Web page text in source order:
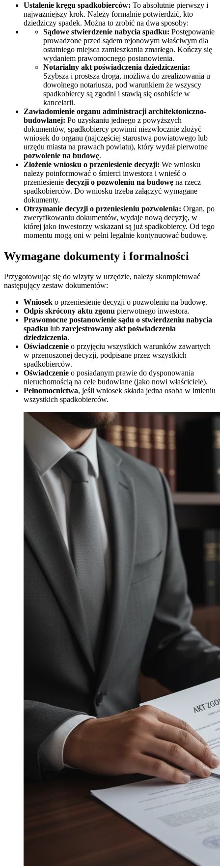
Ustalenie kręgu spadkobierców: To absolutnie pierwszy i
najważniejszy krok. Należy formalnie potwierdzić, kto
dziedziczy spadek. Można to zrobić na dwa sposoby:
Sądowe stwierdzenie nabycia spadku: Postępowanie
prowadzone przed sądem rejonowym właściwym dla
ostatniego miejsca zamieszkania zmarłego. Kończy się
wydaniem prawomocnego postanowienia.
Notarialny akt poświadczenia dziedziczenia:
Szybsza i prostsza droga, możliwa do zrealizowania u
dowolnego notariusza, pod warunkiem że wszyscy
spadkobiercy są zgodni i stawią się osobiście w
kancelarii.
Zawiadomienie organu administracji architektoniczno-
budowlanej: Po uzyskaniu jednego z powyższych
dokumentów, spadkobiercy powinni niezwłocznie złożyć
wniosek do organu (najczęściej starostwa powiatowego lub
urzędu miasta na prawach powiatu), który wydał pierwotne
pozwolenie na budowę.
Złożenie wniosku o przeniesienie decyzji: We wniosku
należy poinformować o śmierci inwestora i wnieść o
przeniesienie decyzji o pozwoleniu na budowę na rzecz
spadkobierców. Do wniosku trzeba załączyć wymagane
dokumenty.
Otrzymanie decyzji o przeniesieniu pozwolenia: Organ, po
zweryfikowaniu dokumentów, wydaje nową decyzję, w
której jako inwestorzy wskazani są już spadkobiercy. Od tego
momentu mogą oni w pełni legalnie kontynuować budowę.
Wymagane dokumenty i formalności
Przygotowując się do wizyty w urzędzie, należy skompletować
następujący zestaw dokumentów:
Wniosek o przeniesienie decyzji o pozwoleniu na budowę.
Odpis skrócony aktu zgonu pierwotnego inwestora.
Prawomocne postanowienie sądu o stwierdzeniu nabycia
spadku lub zarejestrowany akt poświadczenia
dziedziczenia.
Oświadczenie o przyjęciu wszystkich warunków zawartych
w przenoszonej decyzji, podpisane przez wszystkich
spadkobierców.
Oświadczenie o posiadanym prawie do dysponowania
nieruchomością na cele budowlane (jako nowi właściciele).
Pełnomocnictwa, jeśli wniosek składa jedna osoba w imieniu
wszystkich spadkobierców.